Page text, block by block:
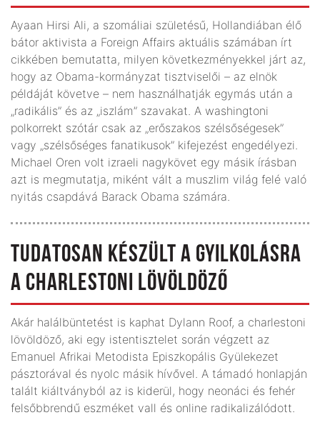
Ayaan Hirsi Ali, a szomáliai születésű, Hollandiában élő
bátor aktivista a Foreign Affairs aktuális számában írt
cikkében bemutatta, milyen következményekkel járt az,
hogy az Obama-kormányzat tisztviselői – az elnök
példáját követve – nem használhatják egymás után a
„radikális” és az „iszlám” szavakat. A washingtoni
polkorrekt szótár csak az „erőszakos szélsőségesek”
vagy „szélsőséges fanatikusok” kifejezést engedélyezi.
Michael Oren volt izraeli nagykövet egy másik írásban
azt is megmutatja, miként vált a muszlim világ felé való
nyitás csapdává Barack Obama számára.
TUDATOSAN KÉSZÜLT A GYILKOLÁSRA
A CHARLESTONI LÖVÖLDÖZŐ
Akár halálbüntetést is kaphat Dylann Roof, a charlestoni
lövöldöző, aki egy istentisztelet során végzett az
Emanuel Afrikai Metodista Episzkopális Gyülekezet
pásztorával és nyolc másik hívővel. A támadó honlapján
talált kiáltványból az is kiderül, hogy neonáci és fehér
felsőbbrendű eszméket vall és online radikalizálódott.